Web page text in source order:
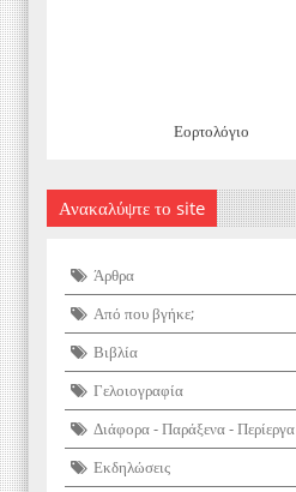
Εορτολόγιο
Ανακαλύψτε το site
Άρθρα
Από που βγήκε;
Βιβλία
Γελοιογραφία
Διάφορα - Παράξενα - Περίεργα
Εκδηλώσεις